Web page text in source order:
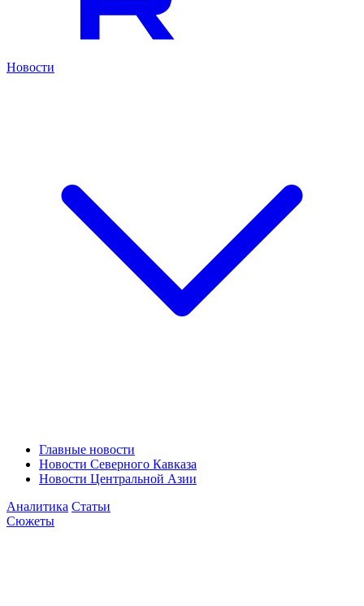
Новости
Главные новости
Новости Северного Кавказа
Новости Центральной Азии
Аналитика Статьи
Сюжеты